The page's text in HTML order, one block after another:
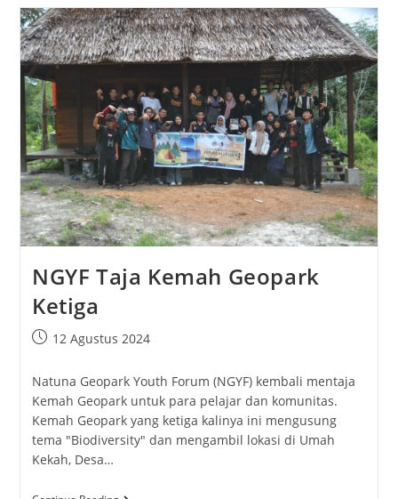
NGYF Taja Kemah Geopark
Ketiga
12 Agustus 2024
Natuna Geopark Youth Forum (NGYF) kembali mentaja
Kemah Geopark untuk para pelajar dan komunitas.
Kemah Geopark yang ketiga kalinya ini mengusung
tema "Biodiversity" dan mengambil lokasi di Umah
Kekah, Desa…